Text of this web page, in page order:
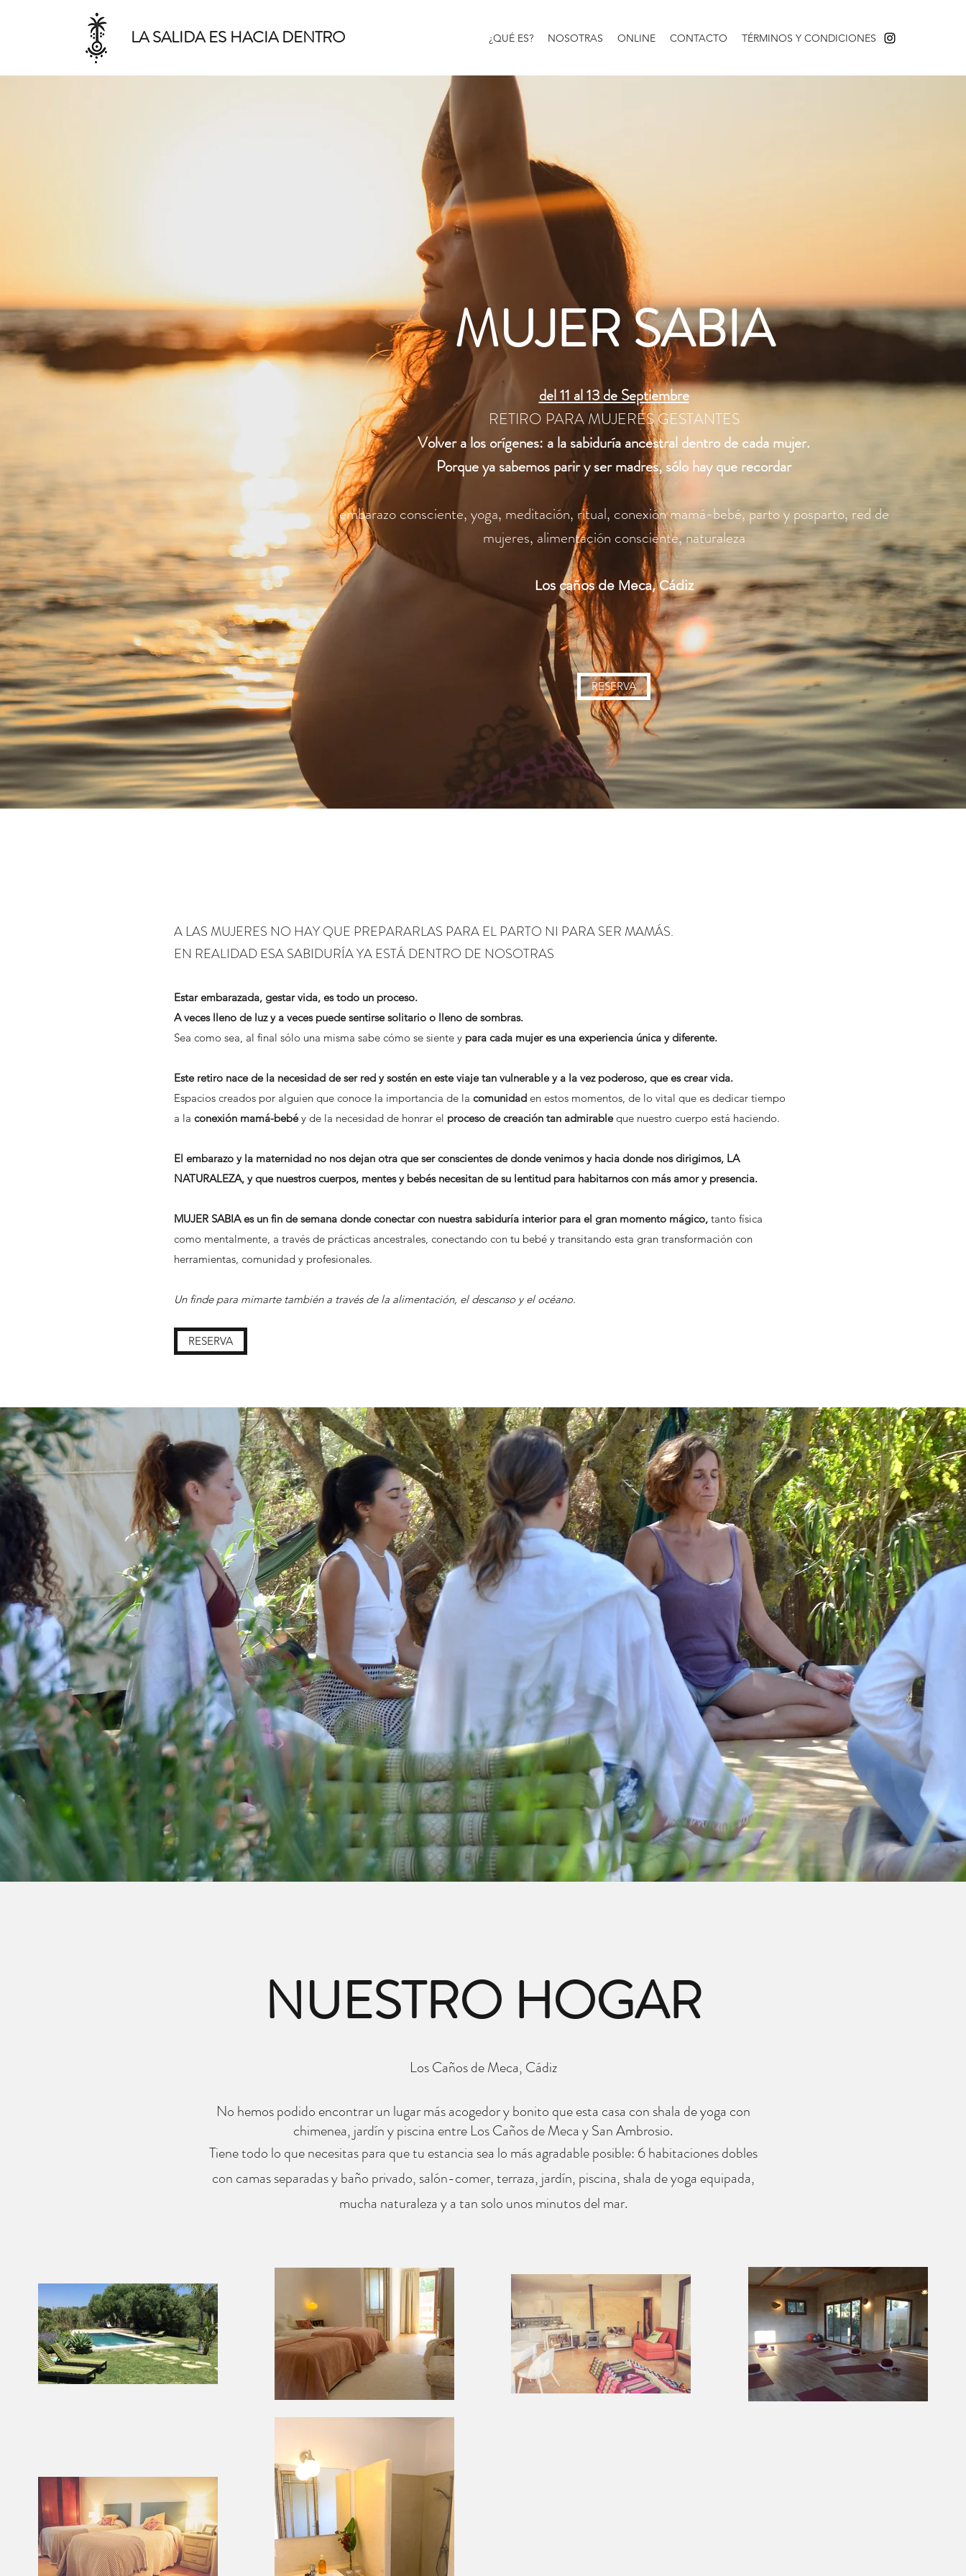
¿QUÉ ES? NOSOTRAS ONLINE CONTACTO TÉRMINOS Y CONDICIONES
LA SALIDA ES HACIA DENTRO
MUJER SABIA
del 11 al 13 de Septiembre
RETIRO PARA MUJERES GESTANTES
Volver a los orígenes: a la sabiduría ancestral dentro de cada mujer.
Porque ya sabemos parir y ser madres, sólo hay que recordar
embarazo consciente, yoga, meditación, ritual, conexión mamá-bebé, parto y posparto, red de
mujeres, alimentación consciente, naturaleza
Los caños de Meca, Cádiz
RESERVA
A LAS MUJERES NO HAY QUE PREPARARLAS PARA EL PARTO NI PARA SER MAMÁS.
EN REALIDAD ESA SABIDURÍA YA ESTÁ DENTRO DE NOSOTRAS
Estar embarazada, gestar vida, es todo un proceso.
A veces lleno de luz y a veces puede sentirse solitario o lleno de sombras.
Sea como sea, al final sólo una misma sabe cómo se siente y para cada mujer es una experiencia única y diferente.
Este retiro nace de la necesidad de ser red y sostén en este viaje tan vulnerable y a la vez poderoso, que es crear vida.
Espacios creados por alguien que conoce la importancia de la comunidad en estos momentos, de lo vital que es dedicar tiempo
a la conexión mamá-bebéy de la necesidad de honrar el proceso de creación tan admirableque nuestro cuerpo está haciendo.
El embarazo y la maternidad no nos dejan otra que ser conscientes de donde venimos y hacia donde nos dirigimos, LA
NATURALEZA, y que nuestros cuerpos, mentes y bebés necesitan de su lentitud para habitarnos con más amor y presencia.
MUJER SABIA es un fin de semana donde conectar con nuestra sabiduría interior para el gran momento mágico, tanto física
como mentalmente, a través de prácticas ancestrales, conectando con tu bebé y transitando esta gran transformación con
herramientas, comunidad y profesionales.
Un finde para mimarte también a través de la alimentación, el descanso y el océano.
RESERVA
NUESTRO HOGAR
Los Caños de Meca, Cádiz
No hemos podido encontrar un lugar más acogedor y bonito que esta casa con shala de yoga con
chimenea, jardín y piscina entre Los Caños de Meca y San Ambrosio.
Tiene todo lo que necesitas para que tu estancia sea lo más agradable posible: 6 habitaciones dobles
con camas separadas y baño privado, salón-comer, terraza, jardín, piscina, shala de yoga equipada,
mucha naturaleza y a tan solo unos minutos del mar.